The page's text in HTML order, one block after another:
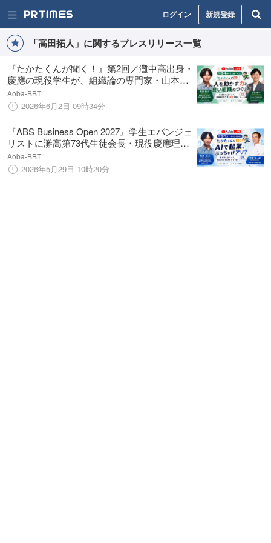
ログイン 新規登録
「高田拓人」に関するプレスリリース一覧
『たかたくんが聞く！』第2回／灘中高出身・
慶應の現役学生が、組織論の専門家・山本伸
一に"本音"で迫る ― 6/4(木)13時 生配信
Aoba-BBT
2026年6月2日 09時34分
『ABS Business Open 2027』学生エバンジェ
リストに灘高第73代生徒会長・現役慶應理工
生のAIエンジニア 高田拓人氏が就任
Aoba-BBT
2026年5月29日 10時20分